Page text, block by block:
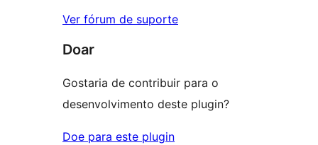
Ver fórum de suporte
Doar
Gostaria de contribuir para o
desenvolvimento deste plugin?
Doe para este plugin